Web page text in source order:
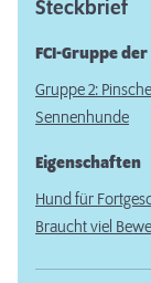
Steckbrief
FCI-Gruppe
Gruppe 2:
Sennenhunde
Eigenschaften
Hund für
Braucht viel